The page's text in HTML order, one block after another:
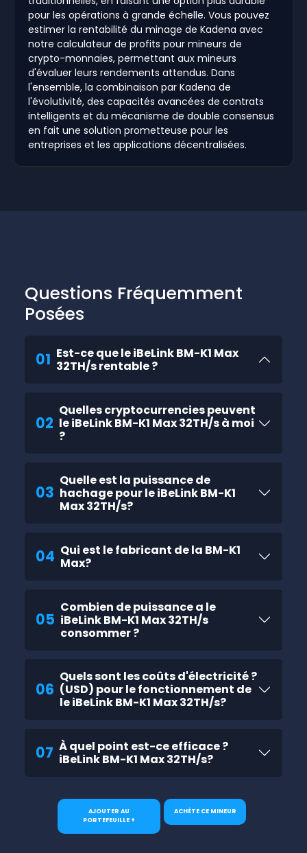
pour les opérations à grande échelle. Vous pouvez
estimer la rentabilité du minage de Kadena avec
notre calculateur de profits pour mineurs de
crypto-monnaies, permettant aux mineurs
d'évaluer leurs rendements attendus. Dans
l'ensemble, la combinaison par Kadena de
l'évolutivité, des capacités avancées de contrats
intelligents et du mécanisme de double consensus
en fait une solution prometteuse pour les
entreprises et les applications décentralisées.
Questions Fréquemment
Posées
01 Est-ce que le iBeLink BM-K1 Max
32TH/s rentable ?
02
Quelles cryptocurrencies peuvent
le iBeLink BM-K1 Max 32TH/s à moi
?
03
Quelle est la puissance de
hachage pour le iBeLink BM-K1
Max 32TH/s?
04 Qui est le fabricant de la BM-K1
Max?
05
Combien de puissance a le
iBeLink BM-K1 Max 32TH/s
consommer ?
06
Quels sont les coûts d'électricité ?
(USD) pour le fonctionnement de
le iBeLink BM-K1 Max 32TH/s?
07 À quel point est-ce efficace ?
iBeLink BM-K1 Max 32TH/s?
AJOUTER AU
PORTEFEUILLE +
ACHÈTE CE MINEUR